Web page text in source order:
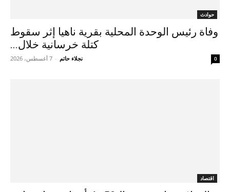
حوادث
وفاة رئيس الوحدة المحلية بقرية ناهيا إثر سقوط
كتلة خرسانية خلال...
نجلاء حاتم - 7 أغسطس، 2026 0
اقتصاد